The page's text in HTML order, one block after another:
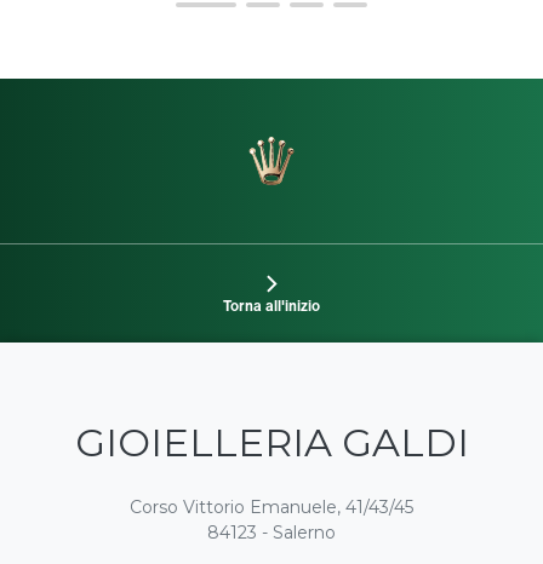
Torna all'inizio
GIOIELLERIA GALDI
Corso Vittorio Emanuele, 41/43/45
84123 - Salerno